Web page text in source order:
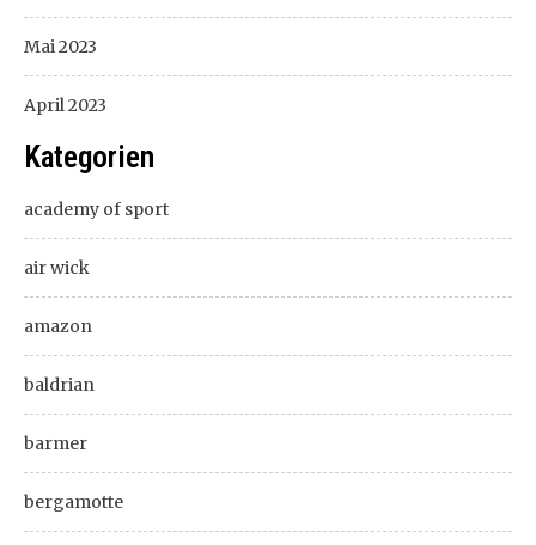
Mai 2023
April 2023
Kategorien
academy of sport
air wick
amazon
baldrian
barmer
bergamotte